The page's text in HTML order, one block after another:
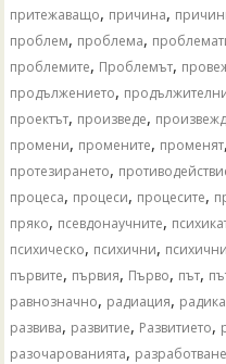
притежаващо, причина,
проблем, проблема,
проблемите, Проблемът,
продължението,
проектът, произведе,
промени, промените, променят,
протезирането,
процеса, процеси, процесите,
пряко, псевдонаучните,
психическо, психични,
първите, първия, Първо, път,
равнозначно, радиация,
развива, развитие, Развитието,
разочарованията,